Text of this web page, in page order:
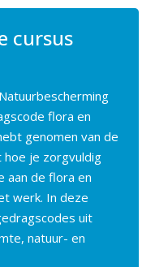
cursus
flora en
genomen van de
je zorgvuldig
aan de flora en
werk. In deze
uit
natuur- en